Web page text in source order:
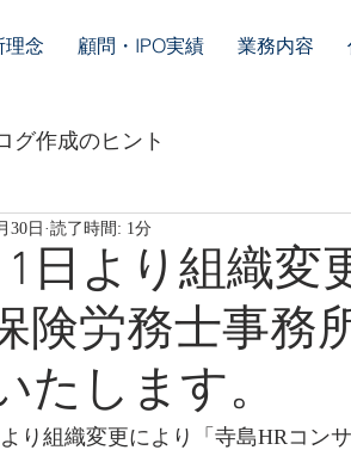
理念 顧問・IPO実績 業務内容
グ作成のヒント
1日より組織変
険労務士事務
たします。
30日 読了時間: 1分
り組織変更により「寺島HRコン